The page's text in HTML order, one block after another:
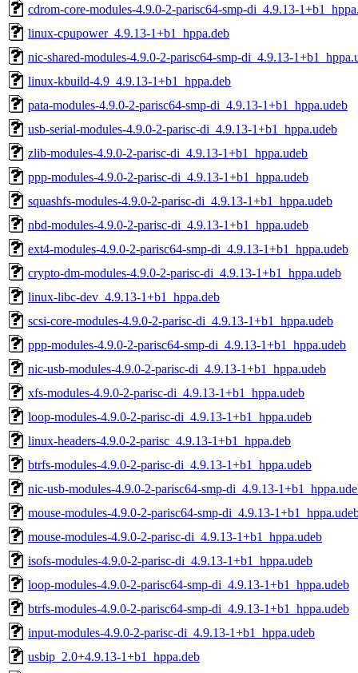
cdrom-core-modules-4.9.0-2-parisc64-smp-di_4.9.13-
linux-cpupower_4.9.13-1+b1_hppa.deb
nic-shared-modules-4.9.0-2-parisc64-smp-di_4.9.13-
linux-kbuild-4.9_4.9.13-1+b1_hppa.deb
pata-modules-4.9.0-2-parisc64-smp-di_4.9.13-1+b1_hppa.udeb
usb-serial-modules-4.9.0-2-parisc-di_4.9.13-1+b1_hppa.udeb
zlib-modules-4.9.0-2-parisc-di_4.9.13-1+b1_hppa.udeb
ppp-modules-4.9.0-2-parisc-di_4.9.13-1+b1_hppa.udeb
squashfs-modules-4.9.0-2-parisc-di_4.9.13-1+b1_hppa.udeb
nbd-modules-4.9.0-2-parisc-di_4.9.13-1+b1_hppa.udeb
ext4-modules-4.9.0-2-parisc64-smp-di_4.9.13-1+b1_hppa.udeb
crypto-dm-modules-4.9.0-2-parisc-di_4.9.13-1+b1_hppa.udeb
linux-libc-dev_4.9.13-1+b1_hppa.deb
scsi-core-modules-4.9.0-2-parisc-di_4.9.13-1+b1_hppa.udeb
ppp-modules-4.9.0-2-parisc64-smp-di_4.9.13-1+b1_hppa.udeb
nic-usb-modules-4.9.0-2-parisc-di_4.9.13-1+b1_hppa.udeb
xfs-modules-4.9.0-2-parisc-di_4.9.13-1+b1_hppa.udeb
loop-modules-4.9.0-2-parisc-di_4.9.13-1+b1_hppa.udeb
linux-headers-4.9.0-2-parisc_4.9.13-1+b1_hppa.deb
btrfs-modules-4.9.0-2-parisc-di_4.9.13-1+b1_hppa.udeb
nic-usb-modules-4.9.0-2-parisc64-smp-di_4.9.13-
mouse-modules-4.9.0-2-parisc64-smp-di_4.9.13-
mouse-modules-4.9.0-2-parisc-di_4.9.13-1+b1_hppa.udeb
isofs-modules-4.9.0-2-parisc-di_4.9.13-1+b1_hppa.udeb
loop-modules-4.9.0-2-parisc64-smp-di_4.9.13-1+b1_hppa.udeb
btrfs-modules-4.9.0-2-parisc64-smp-di_4.9.13-1+b1_hppa.udeb
input-modules-4.9.0-2-parisc-di_4.9.13-1+b1_hppa.udeb
usbip_2.0+4.9.13-1+b1_hppa.deb